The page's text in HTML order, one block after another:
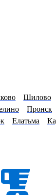
Шилово
Пронск
Елатьма